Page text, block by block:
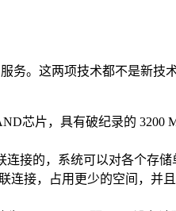
务。这两项技术都不是新技
芯片，具有破纪录的 3200
接的，系统可以对各个存储
连接，占用更少的空间，并